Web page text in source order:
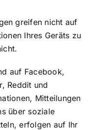
greifen nicht auf
Ihres Geräts zu
auf Facebook,
Reddit und
Mitteilungen
über soziale
erfolgen auf Ihr